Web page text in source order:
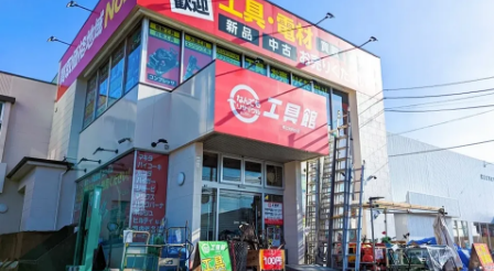
【店舗内商品コード】1020000332375
【メーカー】MAKITA/マキタ
【型番】TD173D
【カラー】ブルー
【付属品】純正ケース
【ランク】Sランク
中身の確認の為のみに開封した商品、多少の使用（1
～2度程）、または店頭展示のみのほぼ新品に近い中古品
【使用予定配送業者】佐川急便 飛脚宅配便80サイズ
【こちらの商品は在庫連動システムを導入し、店頭や他ネットシ